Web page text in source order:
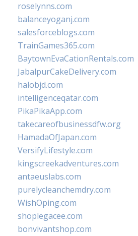
roselynns.com
balanceyoganj.com
salesforceblogs.com
TrainGames365.com
BaytownEvaCationRentals.com
JabalpurCakeDelivery.com
halobjd.com
intelligenceqatar.com
PikaPikaApp.com
takecareofbusinessdfw.org
HamadaOfJapan.com
VersifyLifestyle.com
kingscreekadventures.com
antaeuslabs.com
purelycleanchemdry.com
WishOping.com
shoplegacee.com
bonvivantshop.com